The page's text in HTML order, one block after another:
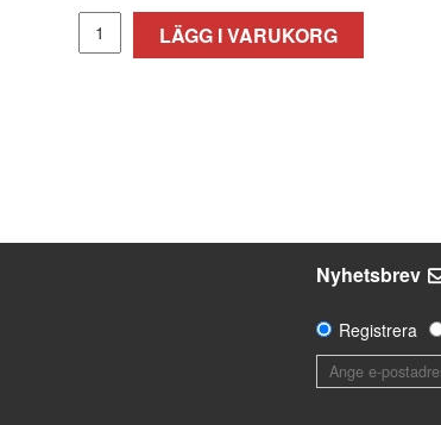
LÄGG I VARUKORG
Nyhetsbrev
Registrera